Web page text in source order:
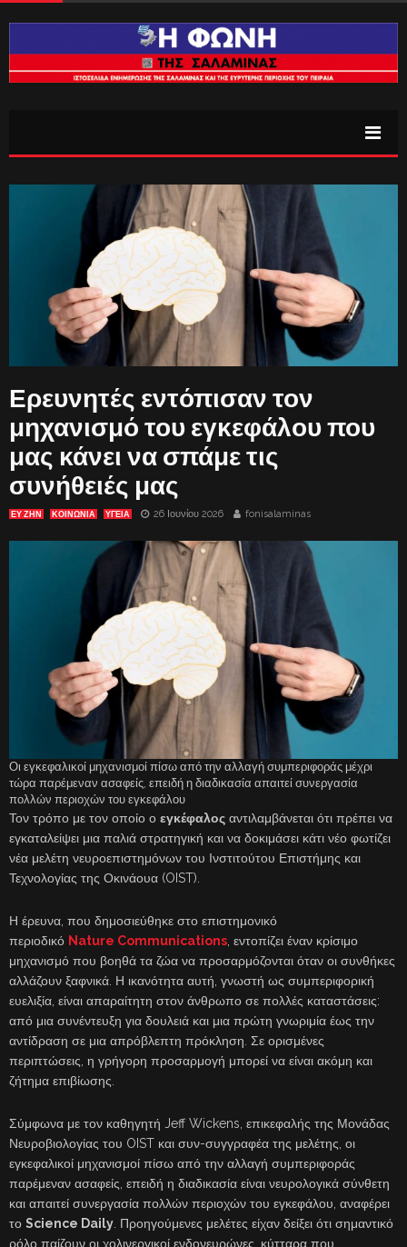
Ερευνητές εντόπισαν τον
μηχανισμό του εγκεφάλου που
μας κάνει να σπάμε τις
συνήθειές μας
ΕΥ ΖΗΝ ΚΟΙΝΩΝΙΑ ΥΓΕΙΑ 26 Ιουνίου 2026 fonisalaminas
Οι εγκεφαλικοί μηχανισμοί πίσω από την αλλαγή συμπεριφοράς μέχρι
τώρα παρέμεναν ασαφείς, επειδή η διαδικασία απαιτεί συνεργασία
πολλών περιοχών του εγκεφάλου
Τον τρόπο με τον οποίο ο εγκέφαλος αντιλαμβάνεται ότι πρέπει να
εγκαταλείψει μια παλιά στρατηγική και να δοκιμάσει κάτι νέο φωτίζει
νέα μελέτη νευροεπιστημόνων του Ινστιτούτου Επιστήμης και
Τεχνολογίας της Οκινάουα (OIST).
Η έρευνα, που δημοσιεύθηκε στο επιστημονικό
περιοδικό Nature Communications, εντοπίζει έναν κρίσιμο
μηχανισμό που βοηθά τα ζώα να προσαρμόζονται όταν οι συνθήκες
αλλάζουν ξαφνικά. Η ικανότητα αυτή, γνωστή ως συμπεριφορική
ευελιξία, είναι απαραίτητη στον άνθρωπο σε πολλές καταστάσεις:
από μια συνέντευξη για δουλειά και μια πρώτη γνωριμία έως την
αντίδραση σε μια απρόβλεπτη πρόκληση. Σε ορισμένες
περιπτώσεις, η γρήγορη προσαρμογή μπορεί να είναι ακόμη και
ζήτημα επιβίωσης.
Σύμφωνα με τον καθηγητή Jeff Wickens, επικεφαλής της Μονάδας
Νευροβιολογίας του OIST και συν-συγγραφέα της μελέτης, οι
εγκεφαλικοί μηχανισμοί πίσω από την αλλαγή συμπεριφοράς
παρέμεναν ασαφείς, επειδή η διαδικασία είναι νευρολογικά σύνθετη
και απαιτεί συνεργασία πολλών περιοχών του εγκεφάλου, αναφέρει
το Science Daily. Προηγούμενες μελέτες είχαν δείξει ότι σημαντικό
ρόλο παίζουν οι χολινεργικοί ενδονευρώνες, κύτταρα που